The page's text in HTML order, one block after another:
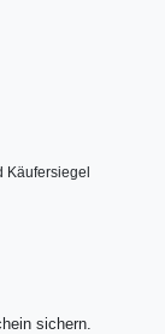
sichern.